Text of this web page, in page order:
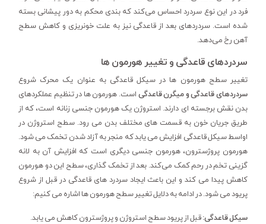
فرد در این نوع سردرد احساس می‌کند که بندی محکم به دور پیشانی بسته
شده است. سردردهای بعد از قاعدگی نیز به علت خونریزی و کاهش سطح
آهن رخ می‌دهد.
سردردهای قاعدگی و تغییر هورمون ها
تغییر سطح هورمون ها در سیکل قاعدگی به عنوان یک محرک شروع
سردردهای قاعدگی و میگرن قاعدگی است. هورمون ها در تنظیم عملکردهای
بدن نقش برجسته ای دارند. استروژن یک هورمون جنسی زنانه است، که از
طریق جریان خون به قسمت های مختلف بدن می رود. سطح استروژن در
اواسط سیکل قاعدگی افزایش می یابد که منجر به آزاد شدن تخمک می شود.
هورمون پروژسترون، هورمون جنسی دیگری است که افزایش آن به لانه
گزینی تخم در رحم کمک می‌کند. بعد از تخمک گذاری، سطح این دو هورمون
کاهش پیدا می کند و این باعث ایجاد سردرد های قاعدگی در قبل از شروع
پریود می شود. در ادامه به دلایل تغییر سطح هورمون ها اشاره می کنیم:
سیکل قاعدگی:قبل از پریود سطح استروژن و پروژسترون کاهش می یابد.